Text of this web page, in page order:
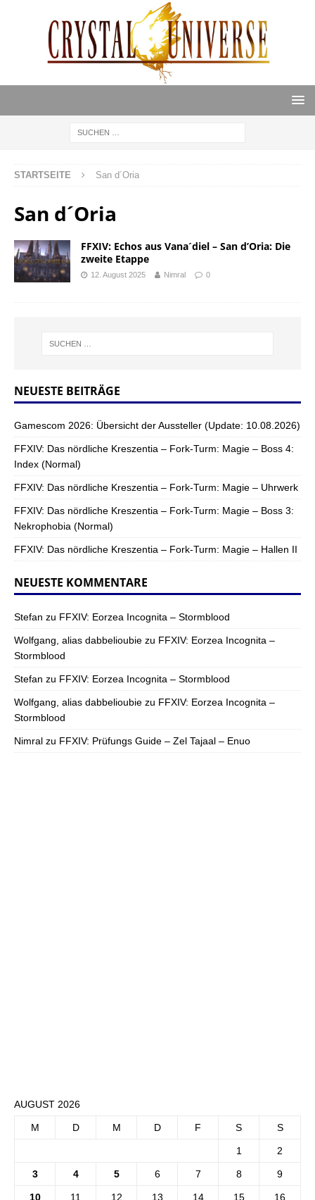
STARTSEITE San d´Oria
San d´Oria
FFXIV: Echos aus Vana´diel – San d’Oria: Die
zweite Etappe
12. August 2025 Nimral 0
NEUESTE BEITRÄGE
Gamescom 2026: Übersicht der Aussteller (Update: 10.08.2026)
FFXIV: Das nördliche Kreszentia – Fork-Turm: Magie – Boss 4:
Index (Normal)
FFXIV: Das nördliche Kreszentia – Fork-Turm: Magie – Uhrwerk
FFXIV: Das nördliche Kreszentia – Fork-Turm: Magie – Boss 3:
Nekrophobia (Normal)
FFXIV: Das nördliche Kreszentia – Fork-Turm: Magie – Hallen II
NEUESTE KOMMENTARE
Stefan zu FFXIV: Eorzea Incognita – Stormblood
Wolfgang, alias dabbelioubie zu FFXIV: Eorzea Incognita –
Stormblood
Stefan zu FFXIV: Eorzea Incognita – Stormblood
Wolfgang, alias dabbelioubie zu FFXIV: Eorzea Incognita –
Stormblood
Nimral zu FFXIV: Prüfungs Guide – Zel Tajaal – Enuo
AUGUST 2026
M D M D F S S
1 2
3 4 5 6 7 8 9
10 11 12 13 14 15 16